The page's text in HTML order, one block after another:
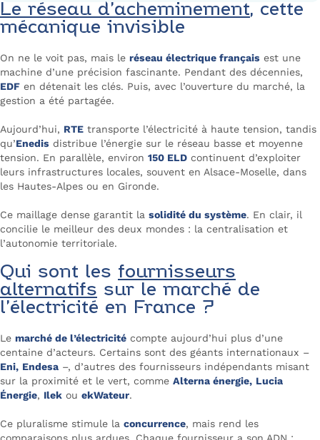
Le réseau d’acheminement, cette
mécanique invisible
On ne le voit pas, mais le réseau électrique français est une
machine d’une précision fascinante. Pendant des décennies,
EDF en détenait les clés. Puis, avec l’ouverture du marché, la
gestion a été partagée.
Aujourd’hui, RTE transporte l’électricité à haute tension, tandis
qu’Enedis distribue l’énergie sur le réseau basse et moyenne
tension. En parallèle, environ 150 ELD continuent d’exploiter
leurs infrastructures locales, souvent en Alsace-Moselle, dans
les Hautes-Alpes ou en Gironde.
Ce maillage dense garantit la solidité du système. En clair, il
concilie le meilleur des deux mondes : la centralisation et
l’autonomie territoriale.
Qui sont les fournisseurs
alternatifs sur le marché de
l’électricité en France ?
Le marché de l’électricité compte aujourd’hui plus d’une
centaine d’acteurs. Certains sont des géants internationaux –
Eni, Endesa –, d’autres des fournisseurs indépendants misant
sur la proximité et le vert, comme Alterna énergie, Lucia
Énergie, Ilek ou ekWateur.
Ce pluralisme stimule la concurrence, mais rend les